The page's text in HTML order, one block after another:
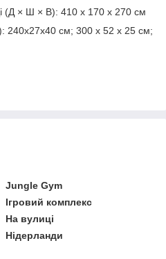
(Д × Ш × В): 410 х 170 х 270 см
240x27x40 см; 300 x 52 x 25 см;
Jungle Gym
Ігровий комплекс
На вулиці
Нідерланди